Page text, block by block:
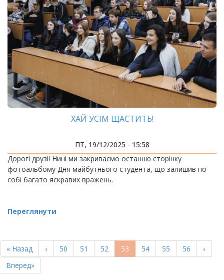
ХАЙ УСІМ ЩАСТИТЬ!
ПТ, 19/12/2025 - 15:58
Дорогі друзі! Нині ми закриваємо останню сторінку
фотоальбому Дня майбутнього студента, що залишив по
собі багато яскравих вражень.
Переглянути
НА
СТОРІНКИ
Перша
сторінка
« Назад
Попередня
сторінка
‹ Page
50 Page
51 Page
52
Поточна
сторінка
53 Page
54 Page
55 Page
56
›
Остання
сторінка
Вперед»